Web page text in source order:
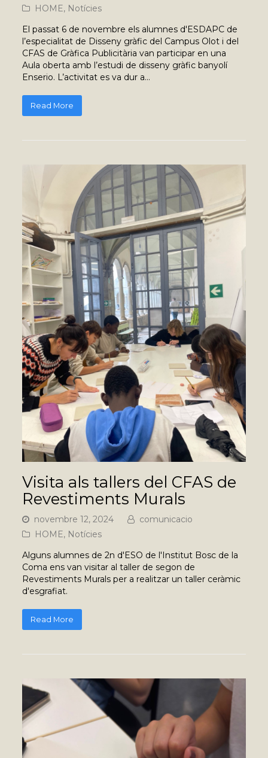
HOME, Notícies
El passat 6 de novembre els alumnes d'ESDAPC de
l’especialitat de Disseny gràfic del Campus Olot i del
CFAS de Gràfica Publicitària van participar en una
Aula oberta amb l’estudi de disseny gràfic banyolí
Enserio. L’activitat es va dur a…
Read More
Visita als tallers del CFAS de
Revestiments Murals
novembre 12, 2024
comunicacio
HOME, Notícies
Alguns alumnes de 2n d'ESO de l'Institut Bosc de la
Coma ens van visitar al taller de segon de
Revestiments Murals per a realitzar un taller ceràmic
d'esgrafiat.
Read More